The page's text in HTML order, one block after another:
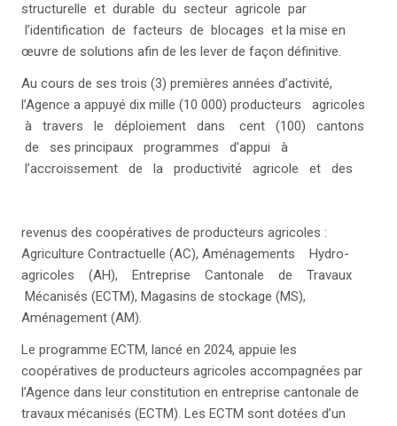
structurelle et durable du secteur agricole par
l’identification de facteurs de blocages et la mise en
œuvre de solutions afin de les lever de façon définitive.
Au cours de ses trois (3) premières années d’activité,
l’Agence a appuyé dix mille (10 000) producteurs agricoles
à travers le déploiement dans cent (100) cantons
de ses principaux programmes d’appui à
l’accroissement de la productivité agricole et des
revenus des coopératives de producteurs agricoles :
Agriculture Contractuelle (AC), Aménagements Hydro-
agricoles (AH), Entreprise Cantonale de Travaux
Mécanisés (ECTM), Magasins de stockage (MS),
Aménagement (AM).
Le programme ECTM, lancé en 2024, appuie les
coopératives de producteurs agricoles accompagnées par
l’Agence dans leur constitution en entreprise cantonale de
travaux mécanisés (ECTM). Les ECTM sont dotées d’un